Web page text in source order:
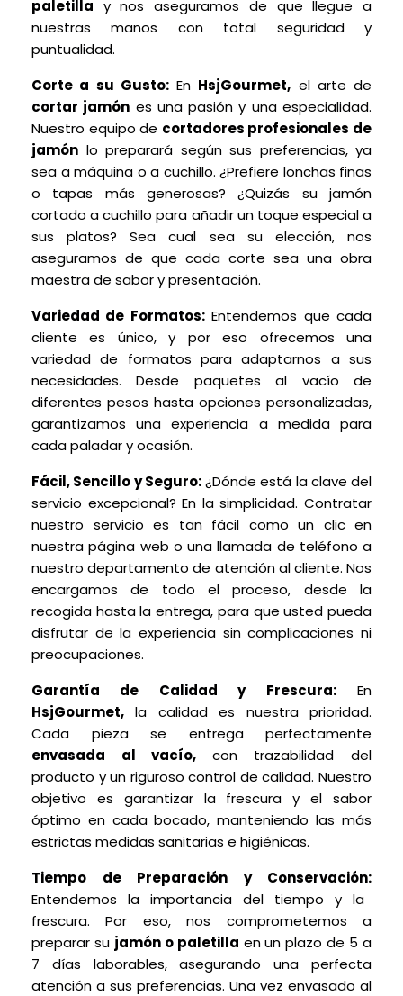
paletilla y nos aseguramos de que llegue a
nuestras manos con total seguridad y
puntualidad.
Corte a su Gusto:En HsjGourmet, el arte de
cortar jamón es una pasión y una especialidad.
Nuestro equipo de cortadores profesionales de
jamón lo preparará según sus preferencias, ya
sea a máquina o a cuchillo. ¿Prefiere lonchas finas
o tapas más generosas? ¿Quizás su jamón
cortado a cuchillo para añadir un toque especial a
sus platos? Sea cual sea su elección, nos
aseguramos de que cada corte sea una obra
maestra de sabor y presentación.
Variedad de Formatos:Entendemos que cada
cliente es único, y por eso ofrecemos una
variedad de formatos para adaptarnos a sus
necesidades. Desde paquetes al vacío de
diferentes pesos hasta opciones personalizadas,
garantizamos una experiencia a medida para
cada paladar y ocasión.
Fácil, Sencillo y Seguro:¿Dónde está la clave del
servicio excepcional? En la simplicidad. Contratar
nuestro servicio es tan fácil como un clic en
nuestra página web o una llamada de teléfono a
nuestro departamento de atención al cliente. Nos
encargamos de todo el proceso, desde la
recogida hasta la entrega, para que usted pueda
disfrutar de la experiencia sin complicaciones ni
preocupaciones.
Garantía de Calidad y Frescura:En
HsjGourmet, la calidad es nuestra prioridad.
Cada pieza se entrega perfectamente
envasada al vacío, con trazabilidad del
producto y un riguroso control de calidad. Nuestro
objetivo es garantizar la frescura y el sabor
óptimo en cada bocado, manteniendo las más
estrictas medidas sanitarias e higiénicas.
Tiempo de Preparación y Conservación:
Entendemos la importancia del tiempo y la
frescura. Por eso, nos comprometemos a
preparar su jamón o paletilla en un plazo de 5 a
7 días laborables, asegurando una perfecta
atención a sus preferencias. Una vez envasado al